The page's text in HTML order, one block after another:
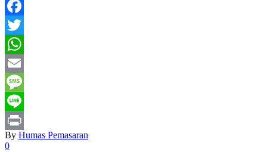
Facebook
Twitter
WhatsApp
Email
Message
Line
Print
By Humas Pemasaran
0